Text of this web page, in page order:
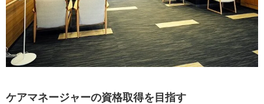
ケアマネージャーの資格取得を目指す